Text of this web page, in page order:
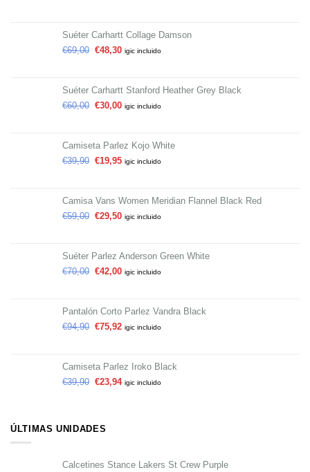
Suéter Carhartt Collage Damson
€69,00 €48,30 igic incluido
Suéter Carhartt Stanford Heather Grey Black
€60,00 €30,00 igic incluido
Camiseta Parlez Kojo White
€39,90 €19,95 igic incluido
Camisa Vans Women Meridian Flannel Black Red
€59,00 €29,50 igic incluido
Suéter Parlez Anderson Green White
€70,00 €42,00 igic incluido
Pantalón Corto Parlez Vandra Black
€94,90 €75,92 igic incluido
Camiseta Parlez Iroko Black
€39,90 €23,94 igic incluido
ÚLTIMAS UNIDADES
Calcetines Stance Lakers St Crew Purple